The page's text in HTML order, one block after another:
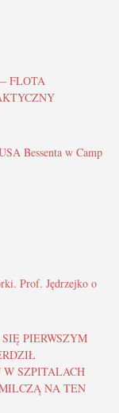
FLOTA
Bessenta w Camp
Prof. Jędrzejko o
PIERWSZYM
SZPITALACH
NA TEN